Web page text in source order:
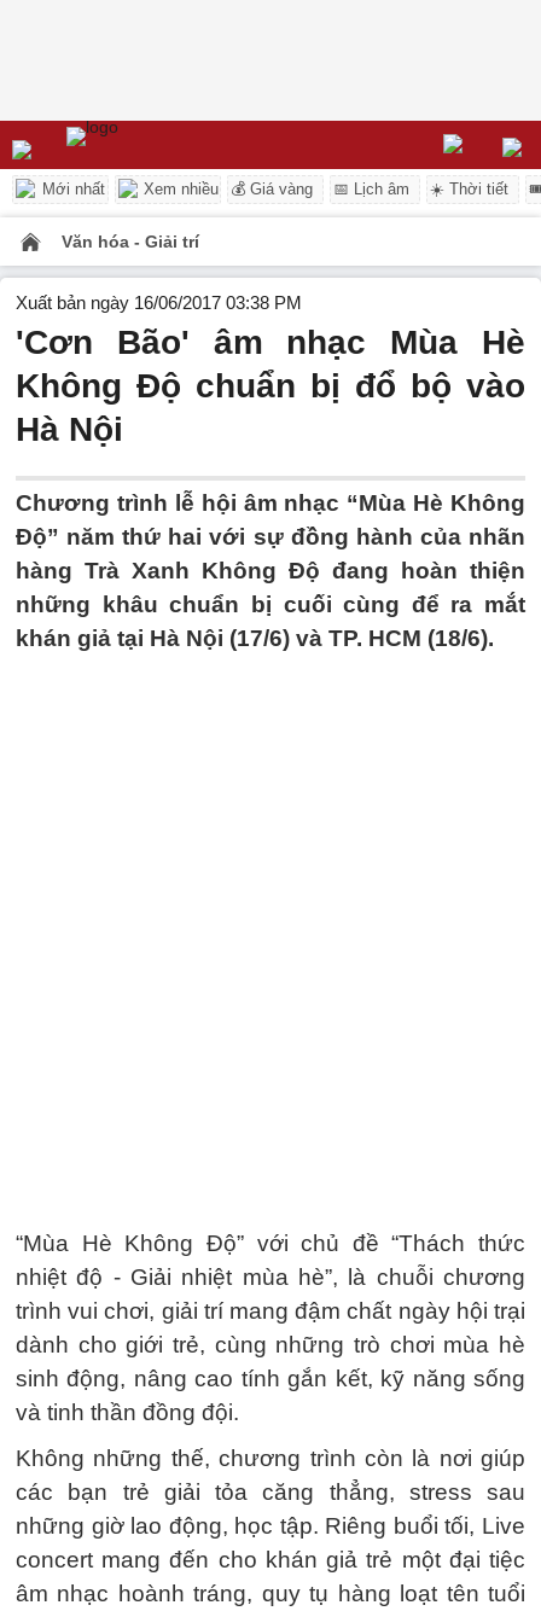
Mới nhất Xem nhiều 💰 Giá vàng 📅 Lịch âm ☀️ Thời tiết
Văn hóa - Giải trí
Xuất bản ngày 16/06/2017 03:38 PM
'Cơn Bão' âm nhạc Mùa Hè
Không Độ chuẩn bị đổ bộ vào
Hà Nội
Chương trình lễ hội âm nhạc “Mùa Hè Không
Độ” năm thứ hai với sự đồng hành của nhãn
hàng Trà Xanh Không Độ đang hoàn thiện
những khâu chuẩn bị cuối cùng để ra mắt
khán giả tại Hà Nội (17/6) và TP. HCM (18/6).
“Mùa Hè Không Độ” với chủ đề “Thách thức
nhiệt độ - Giải nhiệt mùa hè”, là chuỗi chương
trình vui chơi, giải trí mang đậm chất ngày hội trại
dành cho giới trẻ, cùng những trò chơi mùa hè
sinh động, nâng cao tính gắn kết, kỹ năng sống
và tinh thần đồng đội.
Không những thế, chương trình còn là nơi giúp
các bạn trẻ giải tỏa căng thẳng, stress sau
những giờ lao động, học tập. Riêng buổi tối, Live
concert mang đến cho khán giả trẻ một đại tiệc
âm nhạc hoành tráng, quy tụ hàng loạt tên tuổi